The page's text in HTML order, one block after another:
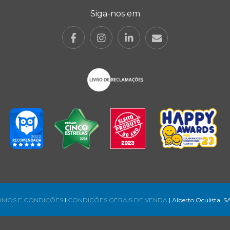
Siga-nos em
E CONDIÇÕES l CONDIÇÕES GERAIS DE VENDA | Alberto Oculista,